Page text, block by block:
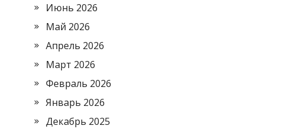
Июнь 2026
Май 2026
Апрель 2026
Март 2026
Февраль 2026
Январь 2026
Декабрь 2025